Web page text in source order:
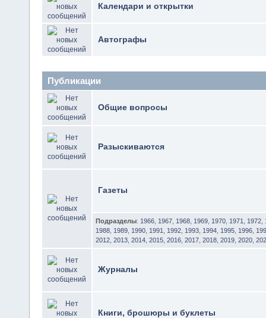
Календари и открытки
Автографы
Публикации
Общие вопросы
Разыскиваются
Газеты
Подразделы: 1966 1967 1968 1969 1970 1971 1972
1988 1989 1990 1991 1992 1993 1994 1995 1996
2012 2013 2014 2015 2016 2017 2018 2019 2020
Журналы
Книги, брошюры и буклеты